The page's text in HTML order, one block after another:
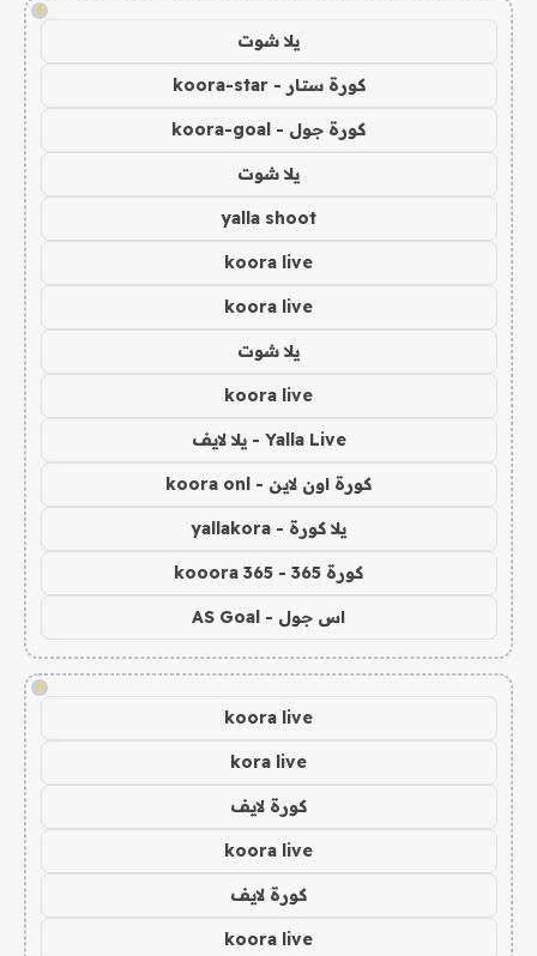
!
يلا شوت
كورة ستار - koora-star
كورة جول - koora-goal
يلا شوت
yalla shoot
koora live
koora live
يلا شوت
koora live
Yalla Live - يلا لايف
كورة اون لاين - koora onl
يلا كورة - yallakora
كورة 365 - kooora 365
اس جول - AS Goal
!
koora live
kora live
كورة لايف
koora live
كورة لايف
koora live